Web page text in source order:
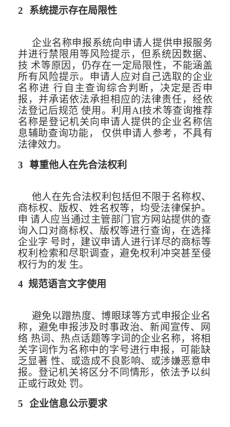
2 系统提示存在局限性
企业名称申报系统向申请人提供申报服务
并进行禁限用等风险提示，但系统因数据、
技 术等原因，仍存在一定局限性，不能涵盖
所有风险提示。申请人应对自己选取的企业
名称进 行自主查询综合判断，决定是否申
报，并承诺依法承担相应的法律责任，经依
法登记后规范 使用。利用 AI技术等查询推荐
名称是登记机关向申请人提供的企业名称信
息辅助查询功能，
仅供申请人参考，不具有
法律效力。
3
尊重他人在先合法权利
他人在先合法权利包括但不限于名称权、
商标权、版权、姓名权等，均受法律保护。
申 请人应当通过主管部门官方网站提供的查
询入口对商标权、版权等进行查询，在选择
企业字 号时，建议申请人进行详尽的商标等
权利检索和尽职调查，避免权利冲突甚至侵
权行为的发 生。
4 规范语言文字使用
避免以蹭热度、博眼球等方式申报企业名
称，避免申报涉及时事政治、新闻 宣传、网
络 热词、热点话题等字词的企业名称，将相
关字词作为名称中的字号进行申报，可能缺
乏显著 性、或造成不良影响、或涉嫌恶意申
报。登记机关将区分不同情形，依法予以纠
正或行政处 罚。
5
企业信息公示要求